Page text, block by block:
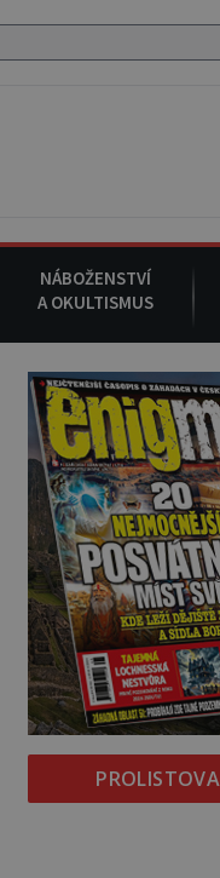
cestě utíká zvláštní
NÁBOŽENSTVÍ
A OKULTISMUS